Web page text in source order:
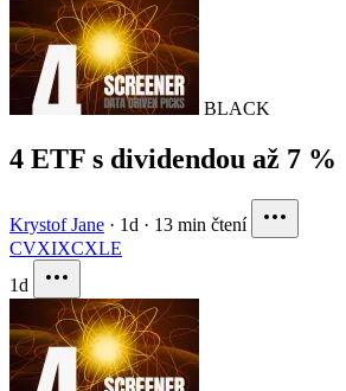
BLACK
4 ETF s dividendou až 7 %
Krystof Jane · 1d · 13 min čtení
CVXIXCXLE
1d